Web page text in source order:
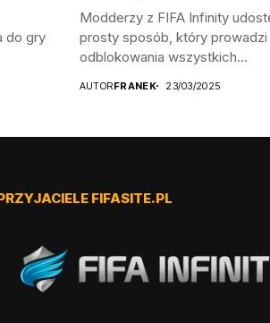
do gry
Modderzy z FIFA Infinity
prosty sposób, który prowadzi
odblokowania wszystkich...
AUTORFRANEK 23/03/2025
FIFASITE.PL